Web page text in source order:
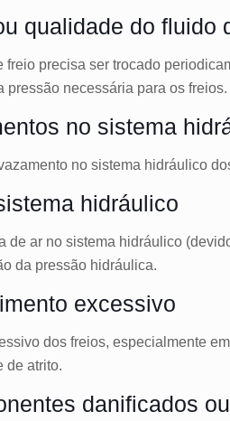
qualidade do fluido
freio precisa ser trocado
pressão necessária para os freios.
no sistema
no sistema hidráulico
hidráulico
de ar no sistema hidráulico
da pressão hidráulica.
excessivo
dos freios, especialmente
de atrito.
danificados